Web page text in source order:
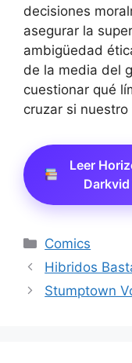
decisiones
asegurar la
ambigüedad
de la media del
cuestionar qué
cruzar si
Leer
Categorías
Comics
Hibridos
Stumptown